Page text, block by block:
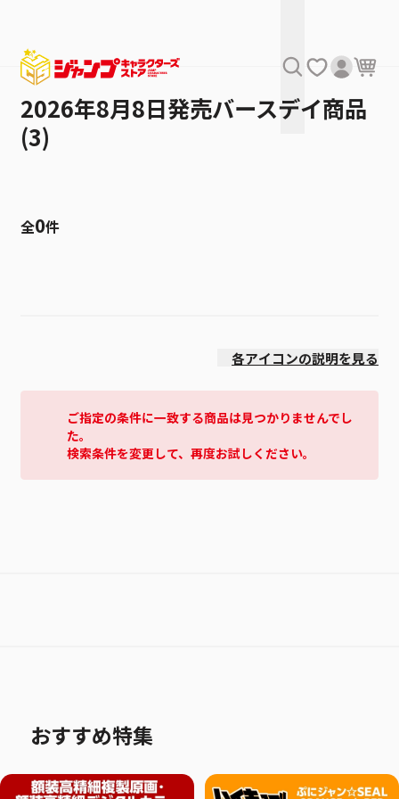
2026年8月8日発売バースデイ商品
(3)
全0件
各アイコンの説明を見る
ご指定の条件に一致する商品は見つかりませんでし
た。
検索条件を変更して、再度お試しください。
おすすめ特集